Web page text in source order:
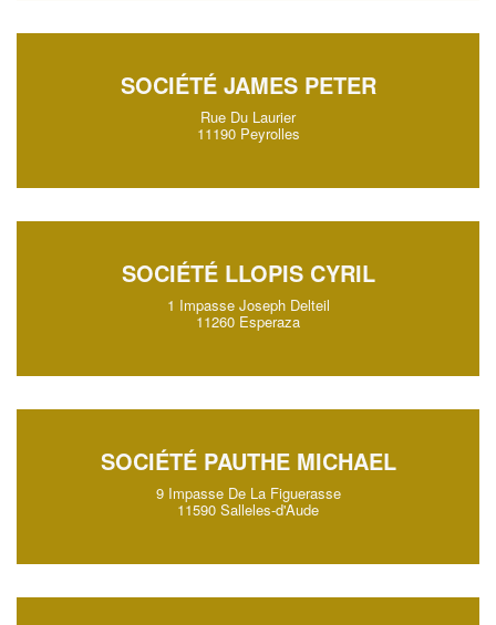
SOCIÉTÉ JAMES PETER
Rue Du Laurier
11190 Peyrolles
SOCIÉTÉ LLOPIS CYRIL
1 Impasse Joseph Delteil
11260 Esperaza
SOCIÉTÉ PAUTHE MICHAEL
9 Impasse De La Figuerasse
11590 Salleles-d'Aude